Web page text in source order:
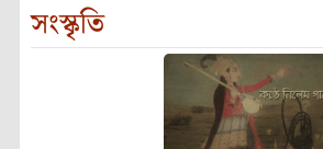
সংস্কৃতি